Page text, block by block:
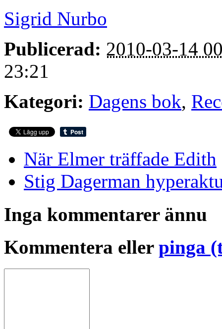
Sigrid Nurbo
Publicerad: 2010-03-14
23:21
Kategori: Dagens bok,
När Elmer träffade Edith
Stig Dagerman
Inga kommentarer ännu
Kommentera eller pinga